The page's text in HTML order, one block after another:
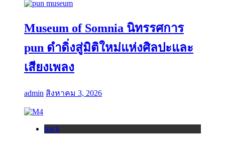
Museum of Somnia นิทรรศการ
pun ดำดิ่งสู่มิติใหม่แห่งศิลปะและ
เสียงเพลง
admin สิงหาคม 3, 2026
track